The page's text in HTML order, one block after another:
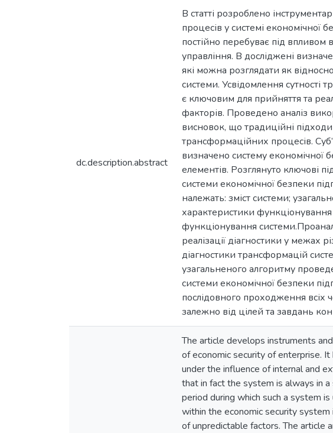
dc.description.abstract
В статті розроблено
процесів у системі економічної
постійно перебуває під впливом
управління. В досліджені
які можна розглядати як
системи. Усвідомлення сутності
є ключовим для прийняття та
факторів. Проведено аналіз
висновок, що традиційні
трансформаційних процесів.
визначено систему економічної
елементів. Розглянуто ключові
системи економічної безпеки
належать: зміст системи;
характеристики функціонування
функціонування
реалізації діагностики у
діагностики трансформацій
узагальненого алгоритму
системи економічної безпеки
послідовного проходження всіх
залежно від цілей та завдань
The article develops instruments
of economic security of enterprise.
under the influence of internal and
that in fact the system is always in
period during which such a system
within the economic security
of unpredictable factors. The article